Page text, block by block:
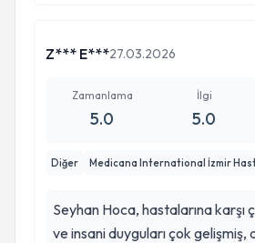
Z*** E***27.03.2026
Zamanlama
5.0
İlgi
5.0
Diğer Medicana International İzmir
Seyhan Hoca, hastalarına karşı
ve insani duyguları çok gelişmiş,